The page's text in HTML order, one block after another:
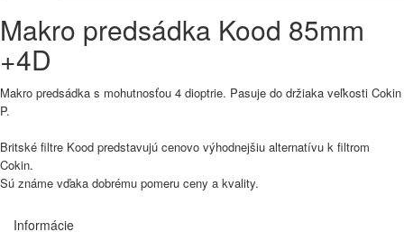
Makro predsádka Kood 85mm
+4D
Makro predsádka s mohutnosťou 4 dioptrie. Pasuje do držiaka veľkosti Cokin
P.
Britské filtre Kood predstavujú cenovo výhodnejšiu alternatívu k filtrom
Cokin.
Sú známe vďaka dobrému pomeru ceny a kvality.
Informácie